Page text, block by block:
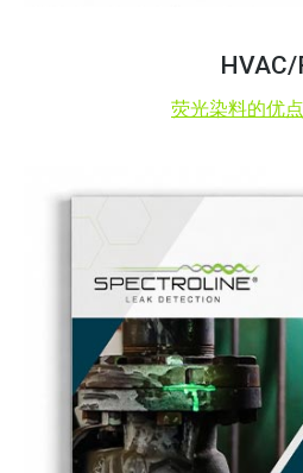
HVAC/
荧光染料的优